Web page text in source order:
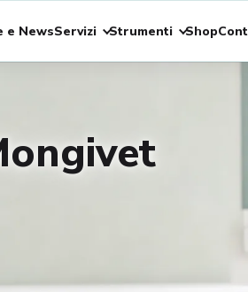
e NewsServizi Strumenti Shop